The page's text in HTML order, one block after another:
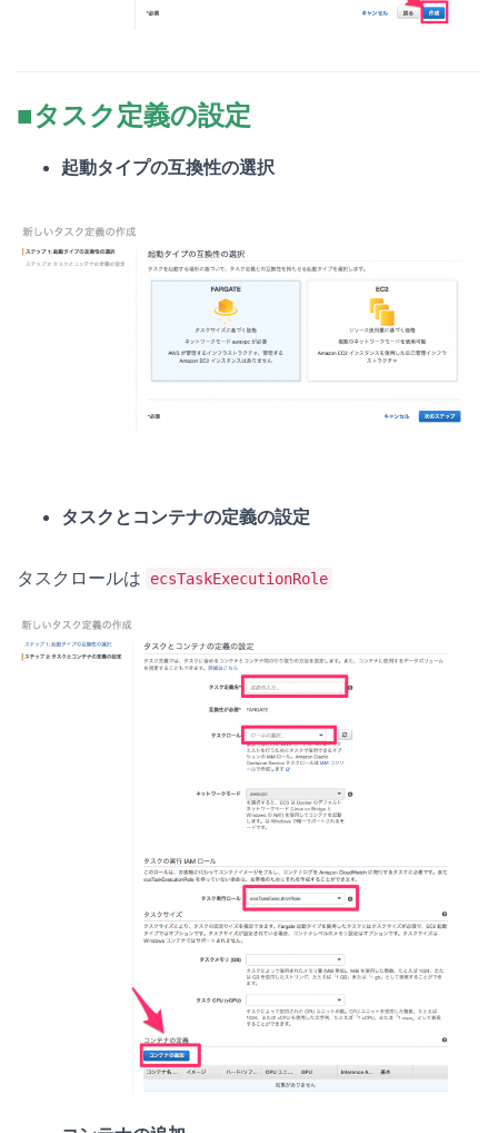
■タスク定義の設定
起動タイプの互換性の選択
タスクとコンテナの定義の設定
タスクロールは ecsTaskExecutionRole